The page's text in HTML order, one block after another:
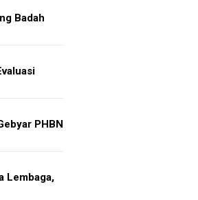
Badah
PHBN
Lembaga,